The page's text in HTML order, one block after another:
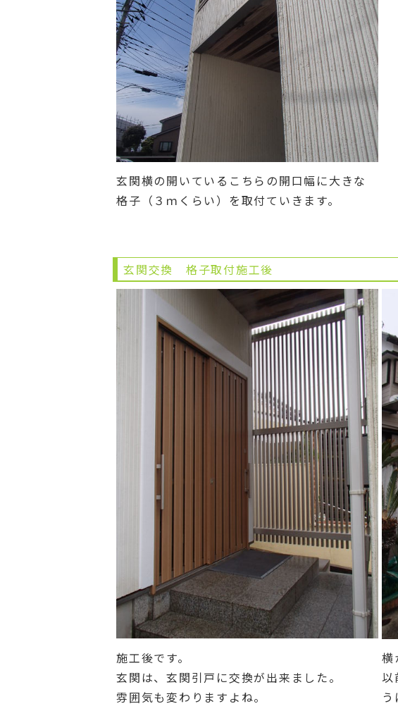
玄関横の開いているこちらの開口幅に大きな
格子（３ｍくらい）を取付ていきます。
玄関交換 格子取付施工後
施工後です。
玄関は、玄関引戸に交換が出来ました。
雰囲気も変わりますよね。
横
以